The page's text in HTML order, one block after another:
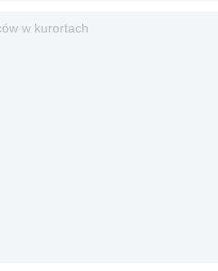
w kurortach